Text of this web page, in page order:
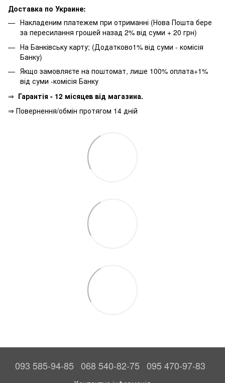
Доставка по Украине:
Накладеним платежем при отриманні (Нова Пошта бере
за пересилання грошей назад 2% від суми + 20 грн)
На Банківську карту; (Додатково1% від суми - комісія
Банку)
Якщо замовляєте на поштомат, лише 100% оплата+1%
від суми -комісія Банку
⇒ Гарантія - 12 місяцев від магазина.
⇒ Повернення/обмін протягом 14 дній
093 585-94-85 068 540-82-75 095 470-97-83